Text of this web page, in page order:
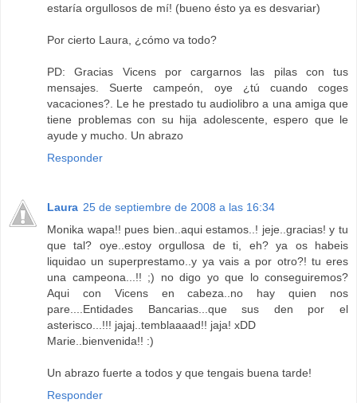
estaría orgullosos de mí! (bueno ésto ya es desvariar)
Por cierto Laura, ¿cómo va todo?
PD: Gracias Vicens por cargarnos las pilas con tus
mensajes. Suerte campeón, oye ¿tú cuando coges
vacaciones?. Le he prestado tu audiolibro a una amiga que
tiene problemas con su hija adolescente, espero que le
ayude y mucho. Un abrazo
Responder
Laura 25 de septiembre de 2008 a las 16:34
Monika wapa!! pues bien..aqui estamos..! jeje..gracias! y tu
que tal? oye..estoy orgullosa de ti, eh? ya os habeis
liquidao un superprestamo..y ya vais a por otro?! tu eres
una campeona...!! ;) no digo yo que lo conseguiremos?
Aqui con Vicens en cabeza..no hay quien nos
pare....Entidades Bancarias...que sus den por el
asterisco...!!! jajaj..temblaaaad!! jaja! xDD
Marie..bienvenida!! :)
Un abrazo fuerte a todos y que tengais buena tarde!
Responder